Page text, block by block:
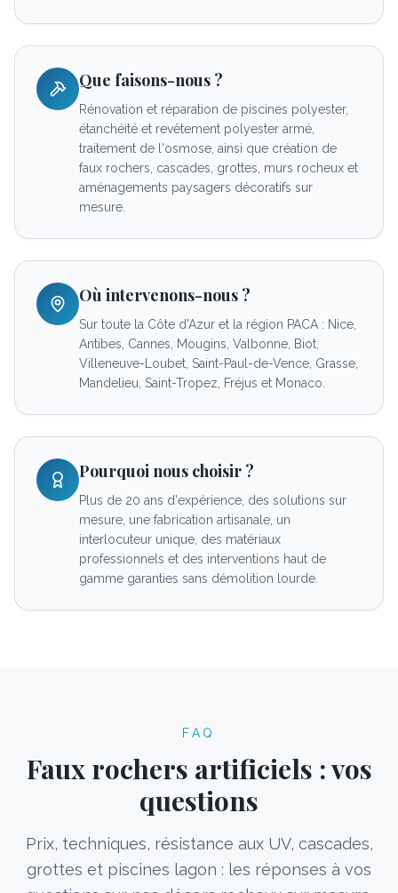
Que faisons-nous ?
Rénovation et réparation de piscines polyester,
étanchéité et revêtement polyester armé,
traitement de l'osmose, ainsi que création de
faux rochers, cascades, grottes, murs rocheux et
aménagements paysagers décoratifs sur
mesure.
Où intervenons-nous ?
Sur toute la Côte d'Azur et la région PACA : Nice,
Antibes, Cannes, Mougins, Valbonne, Biot,
Villeneuve-Loubet, Saint-Paul-de-Vence, Grasse,
Mandelieu, Saint-Tropez, Fréjus et Monaco.
Pourquoi nous choisir ?
Plus de 20 ans d'expérience, des solutions sur
mesure, une fabrication artisanale, un
interlocuteur unique, des matériaux
professionnels et des interventions haut de
gamme garanties sans démolition lourde.
FAQ
Faux rochers artificiels : vos
questions
Prix, techniques, résistance aux UV, cascades,
grottes et piscines lagon : les réponses à vos